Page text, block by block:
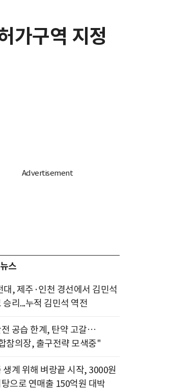
가구역 지정
스
대, 제주·인천 경선에서 김민석
승리...누적 김민석 역전
공습 한계, 탄약 고갈…
참의장, 출구전략 모색중"
생계 위해 벼랑끝 시작, 3000원
으로 연매출 150억원 대박